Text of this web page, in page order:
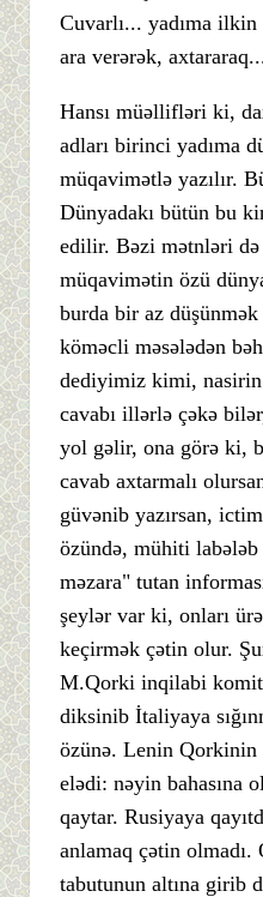
Cuvarlı... yadıma
ara verərək,
Hansı müəllifləri ki,
adları birinci yadıma
müqavimətlə yazılır.
Dünyadakı bütün bu
edilir. Bəzi mətnləri
müqavimətin özü
burda bir az
köməcli məsələdən
dediyimiz kimi, nasirin
cavabı illərlə çəkə
yol gəlir, ona görə ki,
cavab axtarmalı
güvənib yazırsan,
özündə, mühiti
məzara" tutan
şeylər var ki, onları
keçirmək çətin olur.
M.Qorki inqilabi
diksinib İtaliyaya
özünə. Lenin
elədi: nəyin bahasına
qaytar. Rusiyaya
anlamaq çətin
tabutunun altına girib